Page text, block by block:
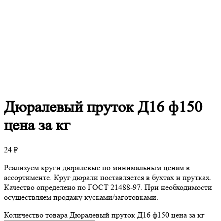
Дюралевыйпруток Д16 ф150
цена за кг
24 ₽
Реализуем круги дюралевые по минимальным ценам в
ассортименте. Круг дюрали поставляется в бухтах и прутках.
Качество определено по ГОСТ 21488-97. При необходимости
осуществляем продажу кусками/заготовками.
Количество товара Дюралевый пруток Д16 ф150 цена за кг